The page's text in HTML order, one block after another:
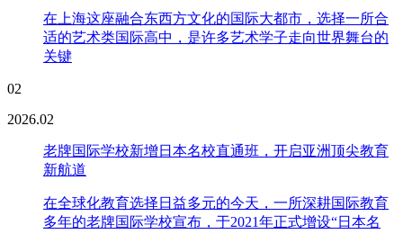
在上海这座融合东西方文化的国际大都市，选择一所合
适的艺术类国际高中，是许多艺术学子走向世界舞台的
关键
02
2026.02
老牌国际学校新增日本名校直通班，开启亚洲顶尖教育
新航道
在全球化教育选择日益多元的今天，一所深耕国际教育
多年的老牌国际学校宣布，于2021年正式增设“日本名